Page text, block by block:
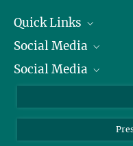
Quick Links
Präsident
Zahlen und Fakten
Social Media
Bluesky
TikTok
Social Media
Instagram
YouTube